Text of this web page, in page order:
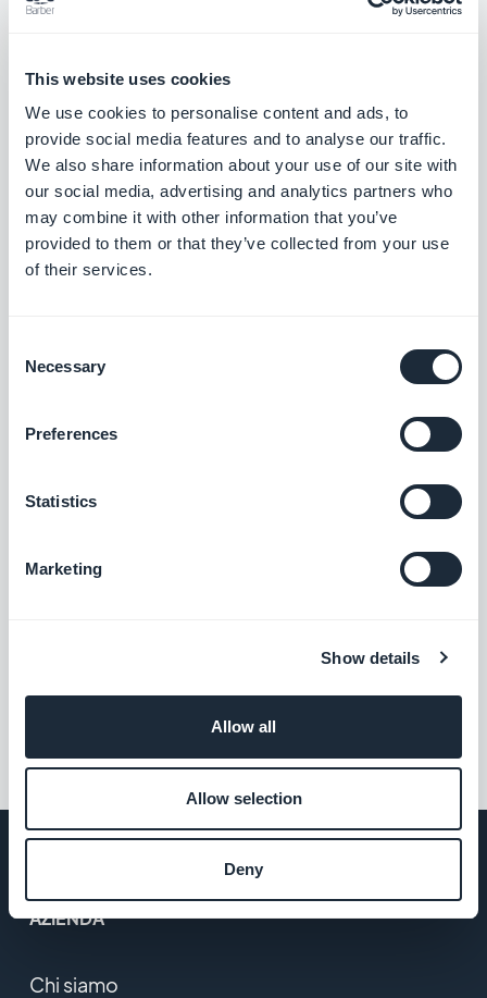
This website uses cookies
We use cookies to personalise content and ads, to
provide social media features and to analyse our traffic.
We also share information about your use of our site with
our social media, advertising and analytics partners who
may combine it with other information that you’ve
provided to them or that they’ve collected from your use
of their services.
Selection
Necessary
Preferences
Statistics
Marketing
Show details
Allow all
Allow selection
Deny
Elena Debonis, Lunedì 29 Giugno 2026
AI Extension Builder: tutto
quello che hai chiesto al nostro
AMA su Reddit
Agenti AI Verticali per la Tua
Pierre-Laurent Medori, Venerdì 19 Giugno
2 …
AZIENDA
Chi siamo